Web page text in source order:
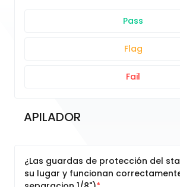
Pass
Flag
Fail
APILADOR
¿Las guardas de protección del
su lugar y funcionan